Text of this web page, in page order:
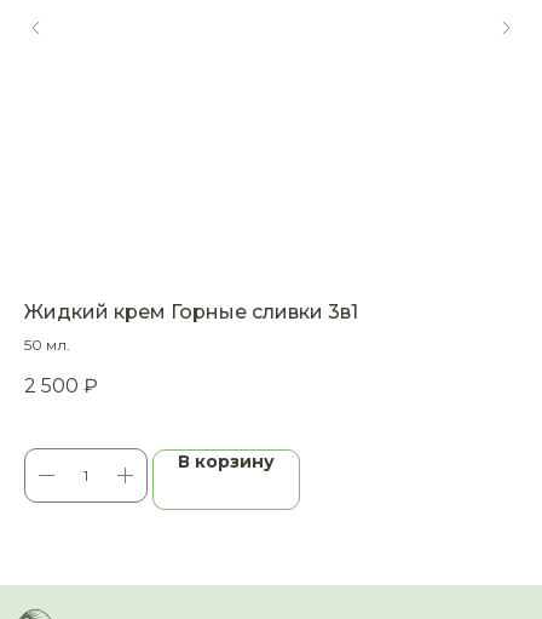
Жидкий крем Горные сливки 3в1
50 мл.
2 500 ₽
В корзину